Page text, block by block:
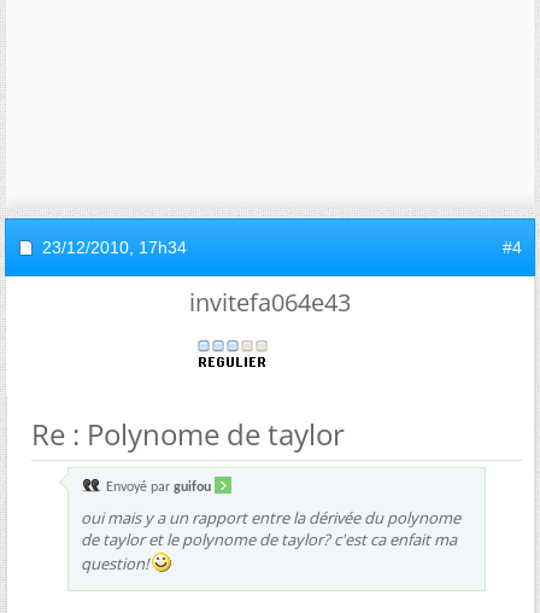
23/12/2010, 17h34 #4
invitefa064e43
Re : Polynome de taylor
Envoyé par guifou
oui mais y a un rapport entre la dérivée du polynome
de taylor et le polynome de taylor? c'est ca enfait ma
question!